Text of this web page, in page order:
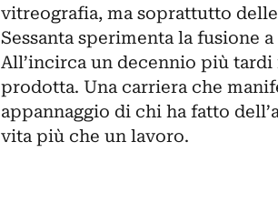
vitreografia, ma soprattutto
Sessanta sperimenta la fusione
All’incirca un decennio più
prodotta. Una carriera che
appannaggio di chi ha fatto
vita più che un lavoro.